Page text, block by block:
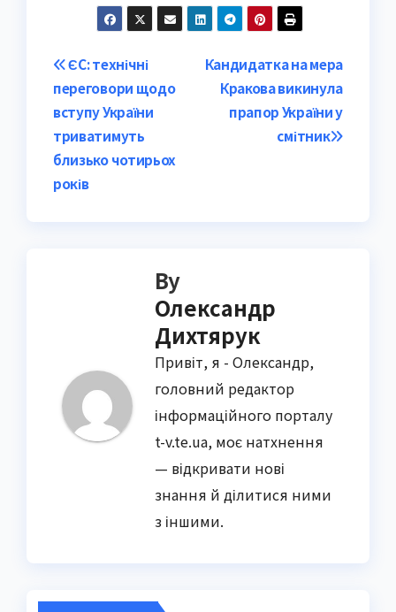
Post
navigation
Кандидатка на мера
Кракова викинула
прапор України у
смітник
ЄС: технічні
переговори щодо
вступу України
триватимуть
близько чотирьох
років
By
Олександр
Дихтярук
Привіт, я - Олександр,
головний редактор
інформаційного порталу
t-v.te.ua, моє натхнення
— відкривати нові
знання й ділитися ними
з іншими.